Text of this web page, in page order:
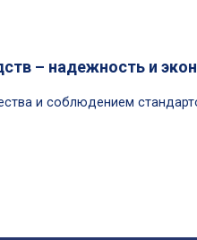
– надежность и
и соблюдением